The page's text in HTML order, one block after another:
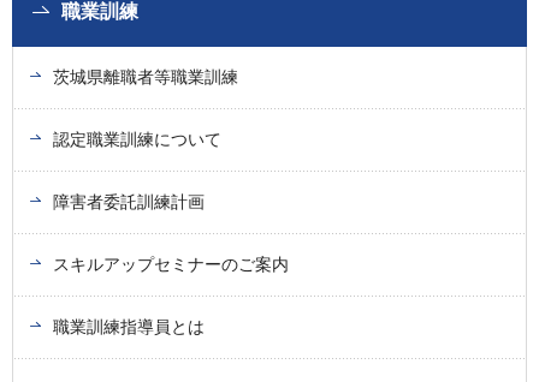
職業訓練
茨城県離職者等職業訓練
認定職業訓練について
障害者委託訓練計画
スキルアップセミナーのご案内
職業訓練指導員とは